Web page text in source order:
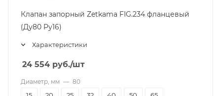
Клапан запорный Zetkama FIG.234 фланцевый
(Ду80 Pу16)
Характеристики
24 554 руб./шт
Диаметр, мм — 80